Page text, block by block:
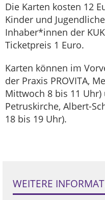
Die Karten kosten 12
Kinder und
Inhaber*innen der
Ticketpreis 1 Euro.
Karten können im
der Praxis PROVITA,
Mittwoch 8 bis 11
Petruskirche, Albert-
18 bis 19 Uhr).
WEITERE